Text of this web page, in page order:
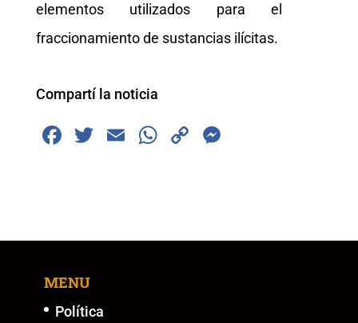
elementos utilizados para el
fraccionamiento de sustancias ilícitas.
Compartí la noticia
F
b
o
k
T
E
W
A
C
Li n
MENU
Política